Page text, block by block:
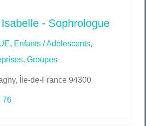
- Sophrologue
, Enfants / Adolescents,
, Groupes
Île-de-France 94300
76